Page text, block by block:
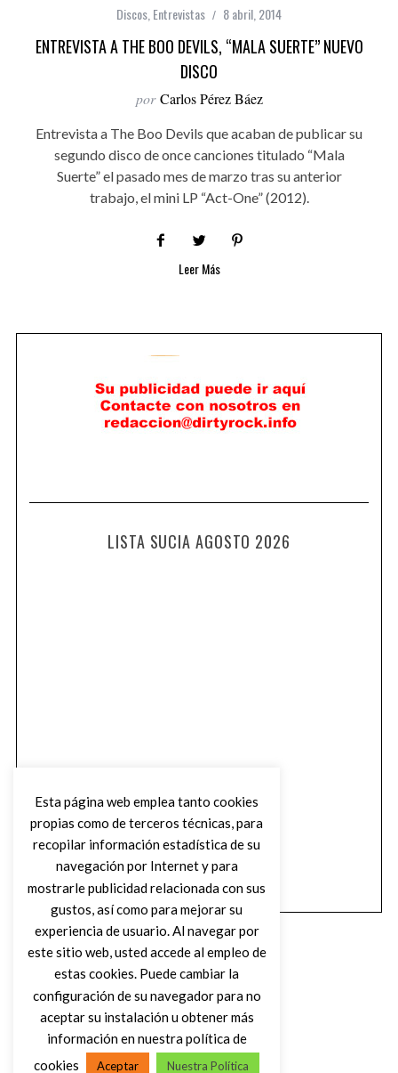
Discos Entrevistas 8 abril, 2014
ENTREVISTA A THE BOO DEVILS, “MALA SUERTE” NUEVO
DISCO
por Carlos Pérez Báez
Entrevista a The Boo Devils que acaban de publicar su
segundo disco de once canciones titulado “Mala
Suerte” el pasado mes de marzo tras su anterior
trabajo, el mini LP “Act-One” (2012).
Leer Más
LISTA SUCIA AGOSTO 2026
Esta página web emplea tanto cookies
propias como de terceros técnicas, para
recopilar información estadística de su
navegación por Internet y para
mostrarle publicidad relacionada con sus
gustos, así como para mejorar su
experiencia de usuario. Al navegar por
este sitio web, usted accede al empleo de
estas cookies. Puede cambiar la
configuración de su navegador para no
aceptar su instalación u obtener más
información en nuestra política de
cookies
Aceptar Nuestra Política